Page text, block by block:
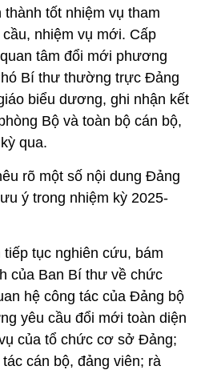
tốt nhiệm vụ tham
nhiệm vụ mới. Cấp
tâm đổi mới phương
Bí thư thường trực Đảng
biểu dương, ghi nhận kết
Bộ và toàn bộ cán bộ,
qua.
rõ một số nội dung Đảng
ý trong nhiệm kỳ 2025-
tục nghiên cứu, bám
của Ban Bí thư về chức
hệ công tác của Đảng bộ
yêu cầu đổi mới toàn diện
của tổ chức cơ sở Đảng;
cán bộ, đảng viên; rà